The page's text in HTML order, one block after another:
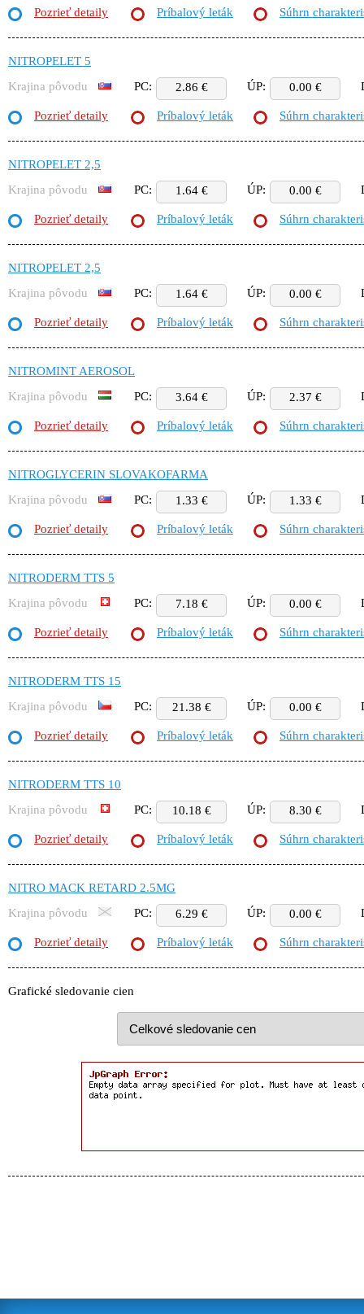
Pozrieť detaily Príbalový leták Súhrn
NITROPELET 5
Krajina pôvodu
PC: 2.86 € ÚP: 0.00 €
Pozrieť detaily Príbalový leták Súhrn
NITROPELET 2,5
Krajina pôvodu
PC: 1.64 € ÚP: 0.00 €
Pozrieť detaily Príbalový leták Súhrn
NITROPELET 2,5
Krajina pôvodu
PC: 1.64 € ÚP: 0.00 €
Pozrieť detaily Príbalový leták Súhrn
NITROMINT AEROSOL
Krajina pôvodu
PC: 3.64 € ÚP: 2.37 €
Pozrieť detaily Príbalový leták Súhrn
NITROGLYCERIN SLOVAKOFARMA
Krajina pôvodu
PC: 1.33 € ÚP: 1.33 €
Pozrieť detaily Príbalový leták Súhrn
NITRODERM TTS 5
Krajina pôvodu
PC: 7.18 € ÚP: 0.00 €
Pozrieť detaily Príbalový leták Súhrn
NITRODERM TTS 15
Krajina pôvodu
PC: 21.38 € ÚP: 0.00 €
Pozrieť detaily Príbalový leták Súhrn
NITRODERM TTS 10
Krajina pôvodu
PC: 10.18 € ÚP: 8.30 €
Pozrieť detaily Príbalový leták Súhrn
NITRO MACK RETARD 2.5MG
Krajina pôvodu
PC: 6.29 € ÚP: 0.00 €
Pozrieť detaily Príbalový leták Súhrn
Grafické sledovanie cien